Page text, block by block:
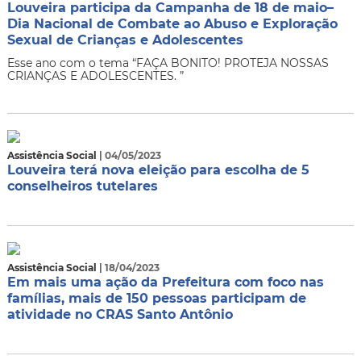
Louveira participa da Campanha de 18 de maio–
Dia Nacional de Combate ao Abuso e Exploração
Sexual de Crianças e Adolescentes
Esse ano com o tema “FAÇA BONITO! PROTEJA NOSSAS
CRIANÇAS E ADOLESCENTES. ”
Assistência Social | 04/05/2023
Louveira terá nova eleição para escolha de 5
conselheiros tutelares
Assistência Social | 18/04/2023
Em mais uma ação da Prefeitura com foco nas
famílias, mais de 150 pessoas participam de
atividade no CRAS Santo Antônio